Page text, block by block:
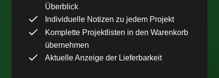
Überblick
Individuelle Notizen zu jedem Projekt
Komplette Projektlisten in den Warenkorb
übernehmen
Aktuelle Anzeige der Lieferbarkeit